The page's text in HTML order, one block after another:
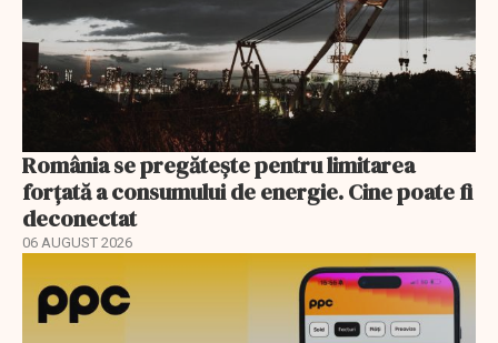
România se pregătește pentru limitarea
forțată a consumului de energie. Cine poate fi
deconectat
06 AUGUST 2026